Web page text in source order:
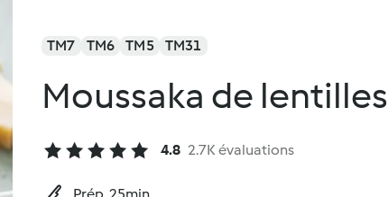
TM7 TM6 TM5 TM31
Moussaka de lentilles
4.8 2.7K évaluations
Prép. 25min